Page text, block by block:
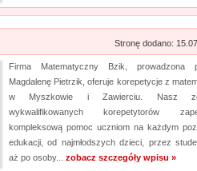
Stronę dodano:
Firma Matematyczny Bzik, prowadzona
Magdalenę Pietrzik, oferuje korepetycje z
w Myszkowie i Zawierciu. Nasz
wykwalifikowanych korepetytorów
kompleksową pomoc uczniom na każdym
edukacji, od najmłodszych dzieci, przez
aż po osoby... zobacz szczegóły wpisu »